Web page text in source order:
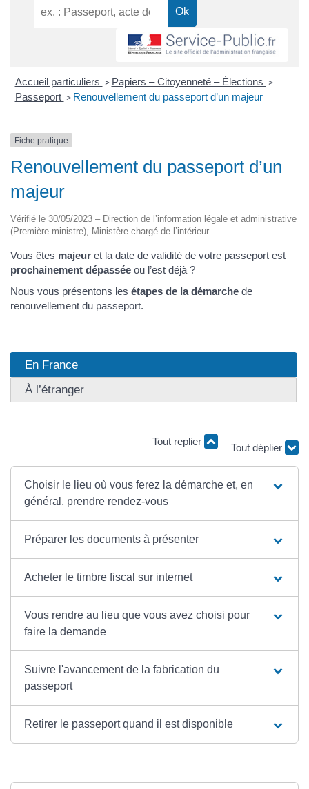
Accueil particuliers > Papiers – Citoyenneté – Élections >
Passeport > Renouvellement du passeport d’un majeur
Fiche pratique
Renouvellement du passeport d’un
majeur
Vérifié le 30/05/2023 – Direction de l’information légale et administrative
(Première ministre), Ministère chargé de l’intérieur
Vous êtes majeur et la date de validité de votre passeport est
prochainement dépassée ou l’est déjà ?
Nous vous présentons les étapes de la démarche de
renouvellement du passeport.
En France
À l’étranger
Tout replier
Tout déplier
Choisir le lieu où vous ferez la démarche et, en
général, prendre rendez-vous
Préparer les documents à présenter
Acheter le timbre fiscal sur internet
Vous rendre au lieu que vous avez choisi pour
faire la demande
Suivre l'avancement de la fabrication du
passeport
Retirer le passeport quand il est disponible